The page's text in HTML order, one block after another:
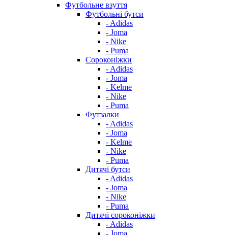
Футбольне взуття
Футбольні бутси
- Adidas
- Joma
- Nike
- Puma
Сороконіжки
- Adidas
- Joma
- Kelme
- Nike
- Puma
Футзалки
- Adidas
- Joma
- Kelme
- Nike
- Puma
Дитячі бутси
- Adidas
- Joma
- Nike
- Puma
Дитячі сороконіжки
- Adidas
- Joma